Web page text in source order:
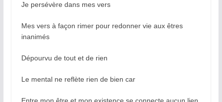
Je persévère dans mes vers
Mes vers à façon rimer pour redonner vie aux êtres
inanimés
Dépourvu de tout et de rien
Le mental ne reflète rien de bien car